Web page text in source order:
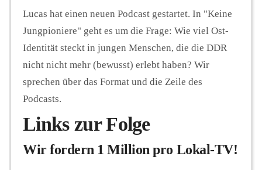
Lucas hat einen neuen Podcast gestartet. In "Keine
Jungpioniere" geht es um die Frage: Wie viel Ost-
Identität steckt in jungen Menschen, die die DDR
nicht nicht mehr (bewusst) erlebt haben? Wir
sprechen über das Format und die Zeile des
Podcasts.
Links zur Folge
Wir fordern 1 Million pro Lokal-TV!